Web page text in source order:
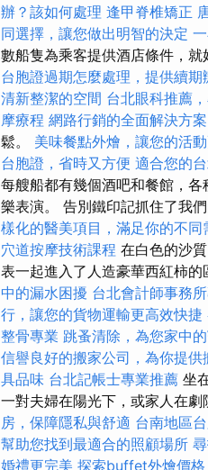
辦？該如何處理 逢甲脊椎矯正
同選擇，讓您做出明智的決定
數船隻為乘客提供酒店條件，就
台胞證過期怎麼處理，提供續期
清新整潔的空間 台北眼科推薦
摩療程 網路行銷的全面解決方案
鬆。 美味餐點外燴，讓您的活
台胞證，省時又方便 適合您的
每艘船都有幾個酒吧和餐館，
樂表演。 告別鐵印記抓住了我
樣化的醫美項目，滿足你的不同
穴道按摩技術課程 在白色的沙
表一起進入了人造豪華西紅柿的
中的漏水困擾 台北會計師事務
行，讓您的貨物運輸更高效快捷
整骨專業 跳蚤清除，為您家中
信譽良好的搬家公司，為你提供
具品味 台北記帳士專業推薦 坐
一對夫婦在陽光下，或家人在劇
房，保障隱私與舒適 台南地區
幫助您找到最適合的照顧場所
婚禮更完美 探索buffet外燴價